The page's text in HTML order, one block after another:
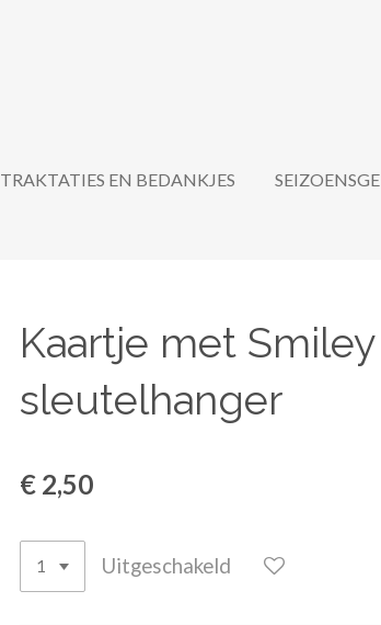
TRAKTATIES EN BEDANKJES
Kaartje met Smiley
sleutelhanger
€ 2,50
Uitgeschakeld